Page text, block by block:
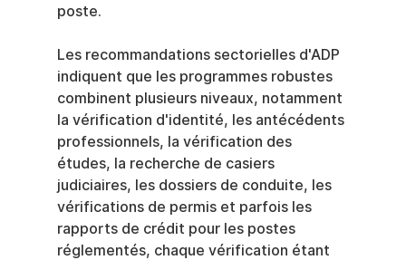
poste.
Les recommandations sectorielles d'ADP
indiquent que les programmes robustes
combinent plusieurs niveaux, notamment
la vérification d'identité, les antécédents
professionnels, la vérification des
études, la recherche de casiers
judiciaires, les dossiers de conduite, les
vérifications de permis et parfois les
rapports de crédit pour les postes
réglementés, chaque vérification étant